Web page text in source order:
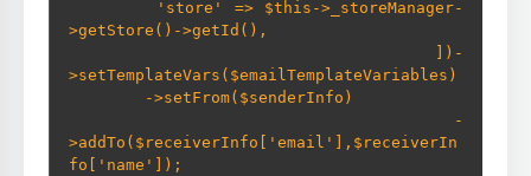
'store' => $this->_storeManager-
>getStore()->getId(),
])-
>setTemplateVars($emailTemplateVariables)
->setFrom($senderInfo)
-
>addTo($receiverInfo['email'],$receiverIn
fo['name']);